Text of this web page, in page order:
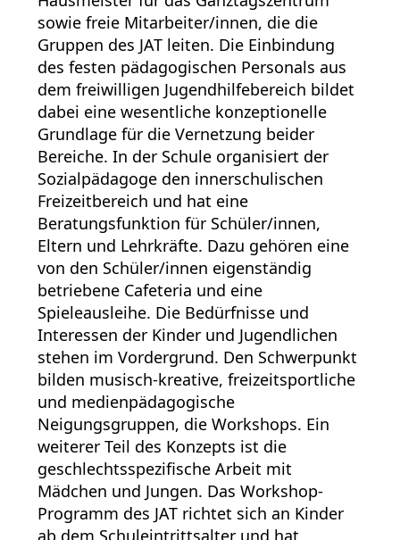
sowie freie Mitarbeiter/innen, die die
Gruppen des JAT leiten. Die Einbindung
des festen pädagogischen Personals aus
dem freiwilligen Jugendhilfebereich bildet
dabei eine wesentliche konzeptionelle
Grundlage für die Vernetzung beider
Bereiche. In der Schule organisiert der
Sozialpädagoge den innerschulischen
Freizeitbereich und hat eine
Beratungsfunktion für Schüler/innen,
Eltern und Lehrkräfte. Dazu gehören eine
von den Schüler/innen eigenständig
betriebene Cafeteria und eine
Spieleausleihe. Die Bedürfnisse und
Interessen der Kinder und Jugendlichen
stehen im Vordergrund. Den Schwerpunkt
bilden musisch-kreative, freizeitsportliche
und medienpädagogische
Neigungsgruppen, die Workshops. Ein
weiterer Teil des Konzepts ist die
geschlechtsspezifische Arbeit mit
Mädchen und Jungen. Das Workshop-
Programm des JAT richtet sich an Kinder
ab dem Schuleintrittsalter und hat